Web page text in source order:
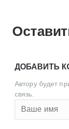
ДОБАВИТЬ
Автору будет
связь.